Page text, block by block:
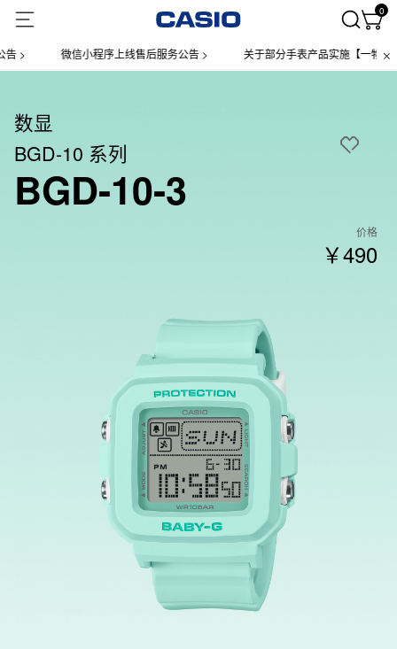
0
微信小程序上线售后服务公告 > 关于部分手表产品实施【一物一码】
数显
BGD-10 系列
BGD-10-3
价格
￥490